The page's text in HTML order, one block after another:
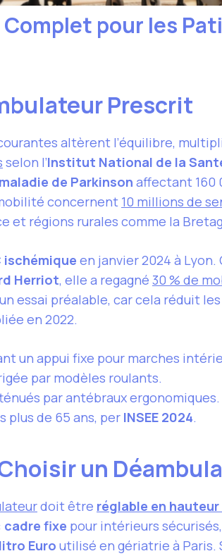
pour les
Prescrit
altèrent l’équilibre,
selon l’Institut National de la
maladie de Parkinson affectant 160
concernent 10 millions de
et régions rurales comme la
ischémique en janvier 2024 à Lyon.
Herriot, elle a regagné 30 % de
essai préalable, car cela réduit
en 2022.
un appui fixe pour marches
par modèles roulants.
par antébraux ergonomiques.
plus de 65 ans, per INSEE 2024.
un
doit être réglable en hauteur
cadre fixe pour intérieurs
Euro utilisé en gériatrie à